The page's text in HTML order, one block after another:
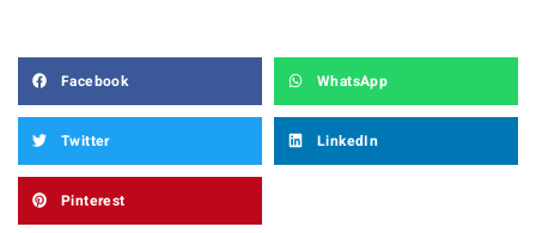
Facebook WhatsApp
Twitter LinkedIn
Pinterest